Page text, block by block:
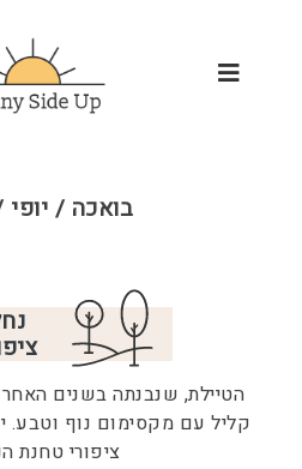
בואכה / יופי
הטיילת, שנבנתה בשנים
קליל עם מקסימום נוף וטבע.
ציפורי טחנת